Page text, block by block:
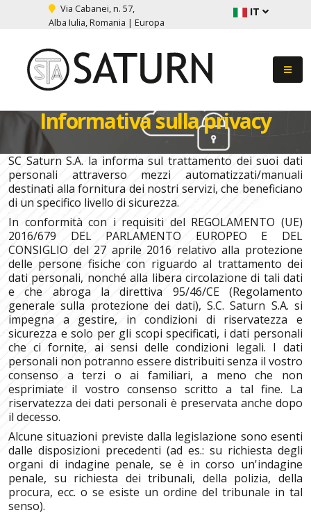
Via Cabanei, n. 57,
Alba Iulia, Romania | Europa
IT
Informativa sulla privacy
SC Saturn S.A. la informa sul trattamento dei suoi dati
personali attraverso mezzi automatizzati/manuali
destinati alla fornitura dei nostri servizi, che beneficiano
di un specifico livello di sicurezza.
In conformità con i requisiti del REGOLAMENTO (UE)
2016/679 DEL PARLAMENTO EUROPEO E DEL
CONSIGLIO del 27 aprile 2016 relativo alla protezione
delle persone fisiche con riguardo al trattamento dei
dati personali, nonché alla libera circolazione di tali dati
e che abroga la direttiva 95/46/CE (Regolamento
generale sulla protezione dei dati), S.C. Saturn S.A. si
impegna a gestire, in condizioni di riservatezza e
sicurezza e solo per gli scopi specificati, i dati personali
che ci fornite, ai sensi delle condizioni legali. I dati
personali non potranno essere distribuiti senza il vostro
consenso a terzi o ai familiari, a meno che non
esprimiate il vostro consenso scritto a tal fine. La
riservatezza dei dati personali è preservata anche dopo
il decesso.
Alcune situazioni previste dalla legislazione sono esenti
dalle disposizioni precedenti (ad es.: su richiesta degli
organi di indagine penale, se è in corso un'indagine
penale, su richiesta dei tribunali, della polizia, della
procura, ecc. o se esiste un ordine del tribunale in tal
senso).